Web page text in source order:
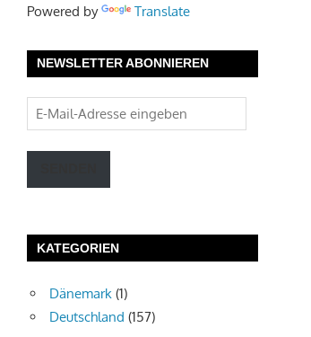
Powered by Translate
NEWSLETTER ABONNIEREN
E-
Mail-
Adresse
KATEGORIEN
Dänemark (1)
Deutschland (157)